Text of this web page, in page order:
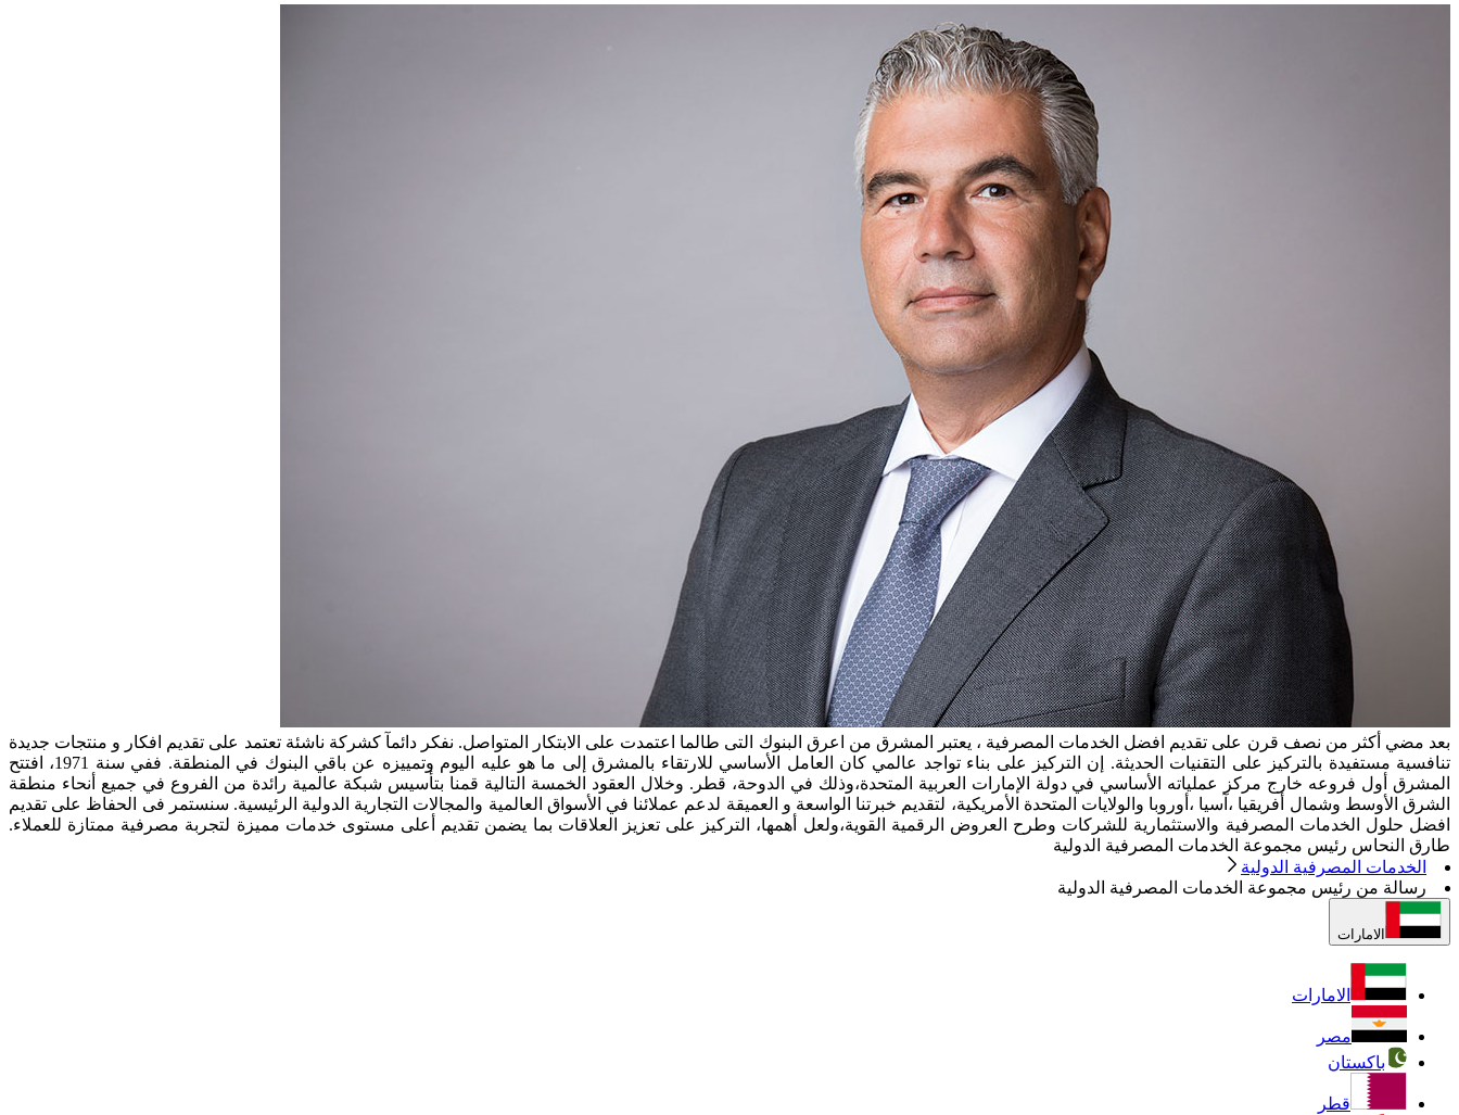
بعد مضي أكثر من نصف قرن على تقديم افضل الخدمات المصرفية ، يعتبر المشرق من اعرق البنوك التى طالما اعتمدت على الابتكار المتواصل. نفكر دائمآ كشركة ناشئة تعتمد على تقديم افكار و منتجات جديدة
تنافسية مستفيدة بالتركيز على التقنيات الحديثة. إن التركيز على بناء تواجد عالمي كان العامل الأساسي للارتقاء بالمشرق إلى ما هو عليه اليوم وتمييزه عن باقي البنوك في المنطقة. ففي سنة 1971، افتتح
المشرق أول فروعه خارج مركز عملياته الأساسي في دولة الإمارات العربية المتحدة،وذلك في الدوحة، قطر. وخلال العقود الخمسة التالية قمنا بتأسيس شبكة عالمية رائدة من الفروع في جميع أنحاء منطقة
الشرق الأوسط وشمال أفريقيا ،آسيا ،أوروبا والولايات المتحدة الأمريكية، لتقديم خبرتنا الواسعة و العميقة لدعم عملائنا في الأسواق العالمية والمجالات التجارية الدولية الرئيسية. سنستمر فى الحفاظ على تقديم
افضل حلول الخدمات المصرفية والاستثمارية للشركات وطرح العروض الرقمية القوية،ولعل أهمها، التركيز على تعزيز العلاقات بما يضمن تقديم أعلى مستوى خدمات مميزة لتجربة مصرفية ممتازة للعملاء.
طارق النحاس رئيس مجموعة الخدمات المصرفية الدولية
الخدمات المصرفية الدولية
رسالة من رئيس مجموعة الخدمات المصرفية الدولية
الامارات
الامارات
مصر
باكستان
قطر